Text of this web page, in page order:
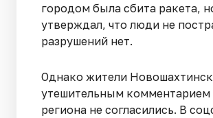
городом была сбита ракета,
утверждал, что люди не
разрушений нет.
Однако жители
утешительным комментарием
региона не согласились. В